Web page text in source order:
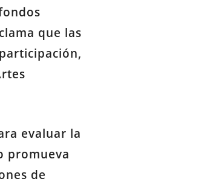
que las
evaluar la
promueva
de